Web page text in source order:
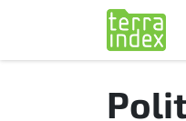
Se rendre au contenu